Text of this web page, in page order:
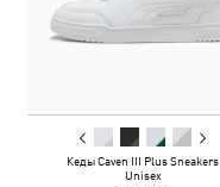
Кеды Caven III Plus Sneakers
Unisex